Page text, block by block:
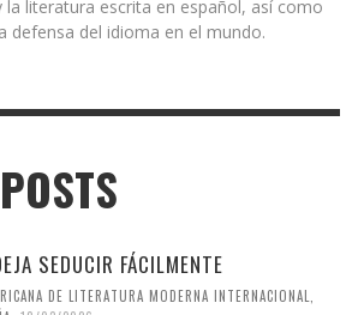
la literatura escrita en español, así como
defensa del idioma en el mundo.
SEDUCIR FÁCILMENTE
DE LITERATURA MODERNA INTERNACIONAL,